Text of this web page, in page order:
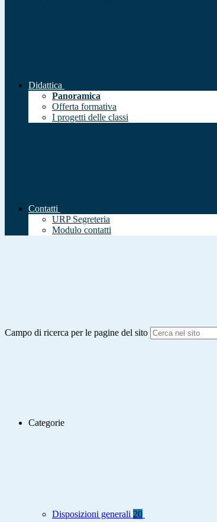
Didattica
Panoramica
Offerta formativa
I progetti delle classi
Contatti
URP Segreteria
Modulo contatti
Campo di ricerca per le pagine del sito
Categorie
Disposizioni generali 20